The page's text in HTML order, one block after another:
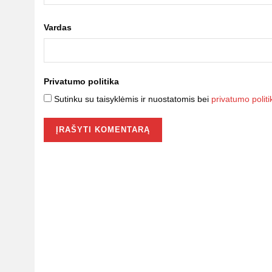
Vardas
Privatumo politika
Sutinku su taisyklėmis ir nuostatomis bei privatumo